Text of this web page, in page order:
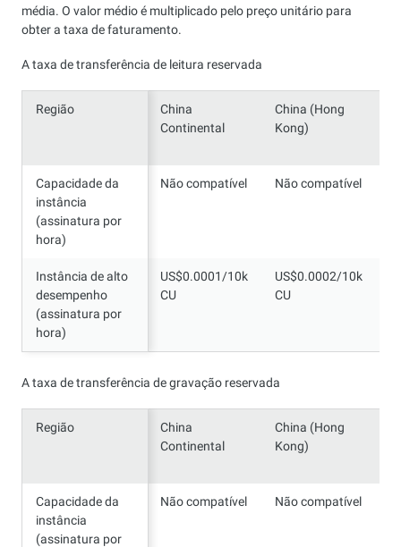
média. O valor médio é multiplicado pelo preço unitário para
obter a taxa de faturamento.
A taxa de transferência de leitura reservada
Região
China
Continental
China (Hong
Kong)
Capacidade da
instância
(assinatura por
hora)
Não compatível Não compatível
Instância de alto
desempenho
(assinatura por
hora)
US$0.0001/10k
CU
US$0.0002/10k
CU
Região
Capacidade da
instância
(assinatura por
hora)
Instância de alto
desempenho
(assinatura por
hora)
A taxa de transferência de gravação reservada
Região
China
Continental
China (Hong
Kong)
Capacidade da
instância
(assinatura por
Não compatível Não compatível
Região
Capacidade da
instância
(assinatura por